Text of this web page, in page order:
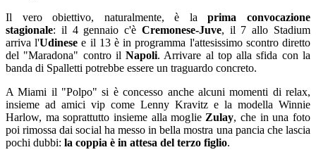
Il vero obiettivo, naturalmente, è la prima convocazione
stagionale: il 4 gennaio c'è Cremonese-Juve, il 7 allo Stadium
arriva l'Udinese e il 13 è in programma l'attesissimo scontro diretto
del "Maradona" contro ilNapoli. Arrivare al top alla sfida con la
banda di Spalletti potrebbe essere un traguardo concreto.
A Miami il "Polpo" si è concesso anche alcuni momenti di relax,
insieme ad amici vip come Lenny Kravitz e la modella Winnie
Harlow, ma soprattutto insieme alla moglie Zulay, che in una foto
poi rimossa dai social ha messo in bella mostra una pancia che lascia
pochi dubbi: la coppia è in attesa del terzo figlio.